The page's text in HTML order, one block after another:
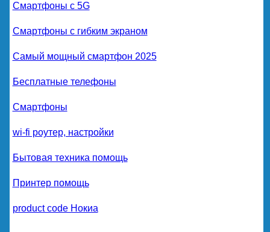
Смартфоны с 5G
Смартфоны с гибким экраном
Самый мощный смартфон 2025
Бесплатные телефоны
Смартфоны
wi-fi роутер, настройки
Бытовая техника помощь
Принтер помощь
product code Нокиа